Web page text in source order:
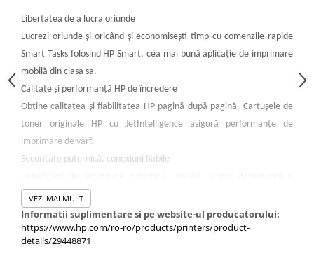
Mini PC
Monitoare
Monitoare LED
Accesorii monitoare
Componente
Procesoare
Placi de baza
SSD-uri interne
Hard disk-uri interne
Surse
Libertatea de a lucra oriunde
Lucrezi oriunde şi oricând şi economiseşti timp cu comenzile rapide
Smart Tasks folosind HP Smart, cea mai bună aplicaţie de imprimare
mobilă din clasa sa.
Calitate şi performanţă HP de încredere
Obţine calitatea şi fiabilitatea HP pagină după pagină. Cartuşele de
toner originale HP cu JetIntelligence asigură performanţe de
imprimare de vârf.
Securitate puternică, conexiuni fiabile
oprirea atacurilor, şi de Wi-Fi™ cu două benzi pentru conexiuni mai
rapide şi mai fiabile.
Cea mai bună aplicaţie de imprimare mobilă din clasa sa.
Imprimă şi scanează simplu de la dispozitivul mobil cu HP Smart.
VEZI MAI MULT
Informatii suplimentare si pe website-ul producatorului:
https://www.hp.com/ro-ro/products/printers/product-
details/29448871